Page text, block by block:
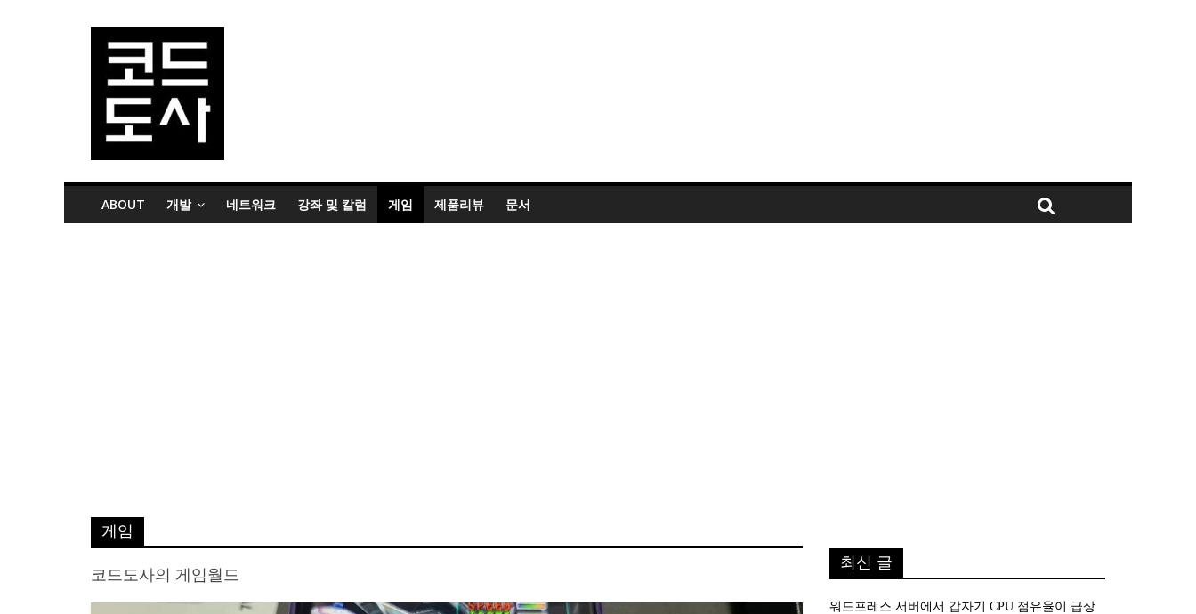
ABOUT 개발 네트워크 강좌 및 칼럼 게임 제품리뷰 문서
게임
코드도사의 게임월드
최신 글
워드프레스 서버에서 갑자기 CPU 점유율이 급상